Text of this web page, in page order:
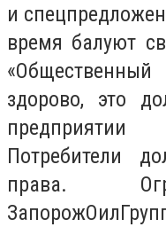
и
время балуют
здорово, это
Потребители
права.